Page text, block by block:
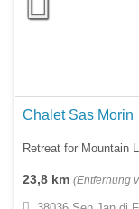
Chalet Sas Morin
Retreat for Mountain
23,8 km (Entfernung